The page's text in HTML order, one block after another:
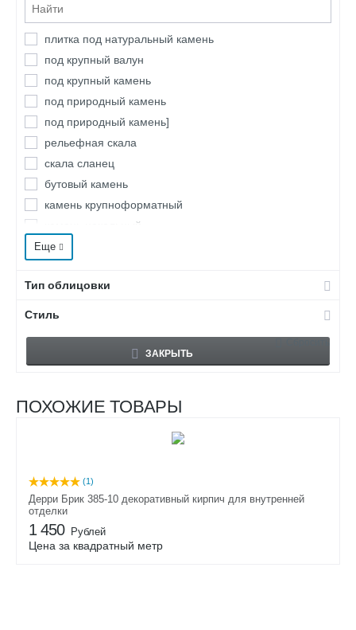
плитка под натуральный камень
под крупный валун
под крупный камень
под природный камень
под природный камень]
рельефная скала
скала сланец
бутовый камень
камень крупноформатный
камень цокольный
кладка под булыжник
Еще
Тип облицовки
Стиль
ЗАКРЫТЬ
ПОХОЖИЕ ТОВАРЫ
(1)
Дерри Брик 385-10 декоративный кирпич для внутренней
отделки
1 450 Рублей
Цена за квадратный метр